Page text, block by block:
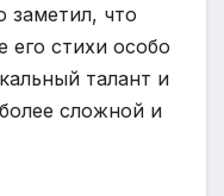
заметил, что
его стихи особо
талант и
сложной и